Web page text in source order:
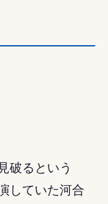
破るという
していた河合